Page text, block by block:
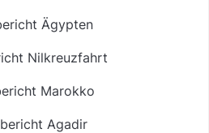
Ägypten
Nilkreuzfahrt
Marokko
Agadir